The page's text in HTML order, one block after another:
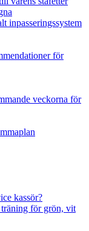
inpasseringssystem
för
veckorna för
kassör?
träning för grön, vit